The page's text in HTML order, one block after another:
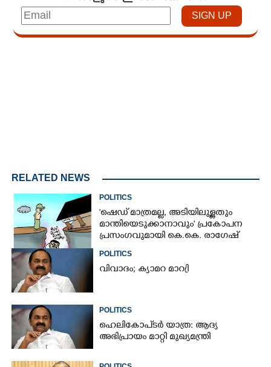
RELATED NEWS
POLITICS
'ഷെഡ് മാത്രമല്ല, അടിയിലുള്ളതും
മാന്തിയെടുക്കാനാവും' പ്രകോപന
പ്രസംഗവുമായി കെ.കെ. രാഗേഷ്
POLITICS
വിവാദം; ക്യാമറ മാറ്രി
POLITICS
ഹെലികോപ്ടർ യാത്ര: ആദ്യ
അഭിപ്രായം മാറ്റി മുഖ്യമന്ത്രി